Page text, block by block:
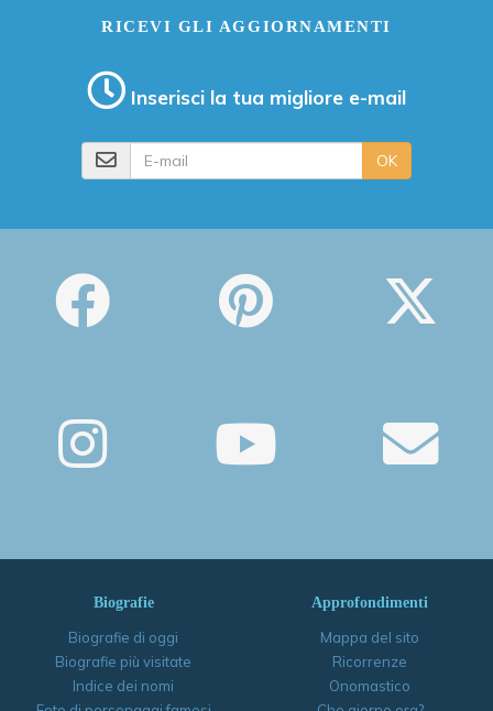
RICEVI GLI AGGIORNAMENTI
Inserisci la tua migliore e-mail
OK
Biografie
Biografie di oggi
Biografie più visitate
Indice dei nomi
Approfondimenti
Mappa del sito
Ricorrenze
Onomastico